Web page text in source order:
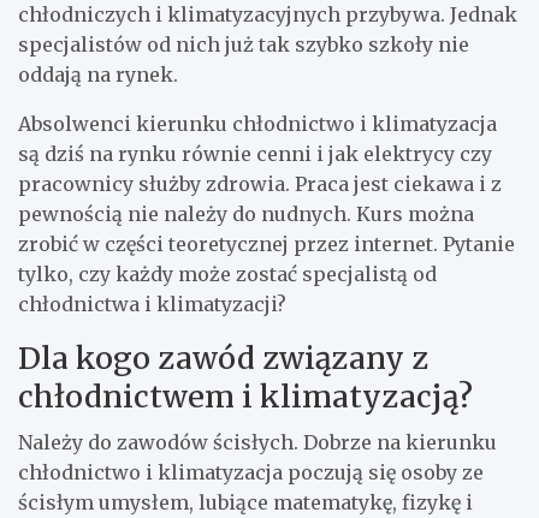
chłodniczych i klimatyzacyjnych przybywa. Jednak
specjalistów od nich już tak szybko szkoły nie
oddają na rynek.
Absolwenci kierunku chłodnictwo i klimatyzacja
są dziś na rynku równie cenni i jak elektrycy czy
pracownicy służby zdrowia. Praca jest ciekawa i z
pewnością nie należy do nudnych. Kurs można
zrobić w części teoretycznej przez internet. Pytanie
tylko, czy każdy może zostać specjalistą od
chłodnictwa i klimatyzacji?
Dla kogo zawód związany z
chłodnictwem i klimatyzacją?
Należy do zawodów ścisłych. Dobrze na kierunku
chłodnictwo i klimatyzacja poczują się osoby ze
ścisłym umysłem, lubiące matematykę, fizykę i